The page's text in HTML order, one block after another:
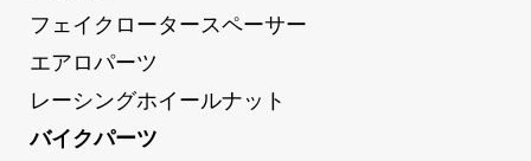
フェイクロータースペーサー
エアロパーツ
レーシングホイールナット
バイクパーツ